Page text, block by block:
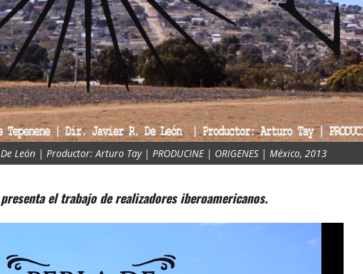
León | Productor: Arturo Tay | PRODUCINE | ORIGENES | México, 2013
el trabajo de realizadores iberoamericanos.